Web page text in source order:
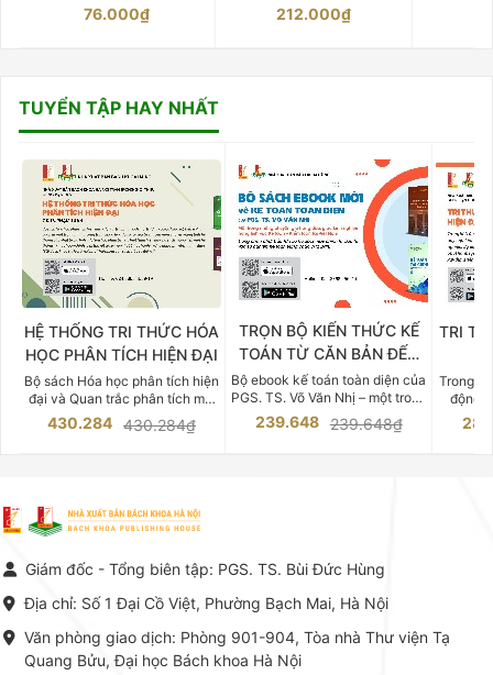
76.000₫ 212.000₫
TUYỂN TẬP HAY NHẤT
HỆ THỐNG TRI THỨC HÓA
HỌC PHÂN TÍCH HIỆN ĐẠI
Bộ sách Hóa học phân tích hiện
đại và Quan trắc phân tích môi
trường của Cố Giáo sư, Tiến sĩ
Phạm Luận là một trong những
vực Hóa học phân tích tại Việt
Nam hiện nay. Bộ sách mang
đến một hệ thống tri thức hoàn
thuật thực hành -> Ứng dụng
chuyên ngành, được NXB Bách
khoa Hà Nội ấn hành cả hai
phiên bản sách giấy và điện tử.
430.284 430.284₫
TRỌN BỘ KIẾN THỨC KẾ
TOÁN TỪ CĂN BẢN ĐẾN
CHUYÊN SÂU
Bộ ebook kế toán toàn diện của
PGS. TS. Võ Văn Nhị – một trong
những chuyên gia hàng đầu,
giàu kinh nghiệm trong lĩnh vực
239.648 239.648₫
TRI
Trong
động
việc
tế và
tín trong
lý. Các
Giám đốc - Tổng biên tập: PGS. TS. Bùi Đức Hùng
Địa chỉ: Số 1 Đại Cồ Việt, Phường Bạch Mai, Hà Nội
Văn phòng giao dịch: Phòng 901-904, Tòa nhà Thư viện Tạ
Quang Bửu, Đại học Bách khoa Hà Nội